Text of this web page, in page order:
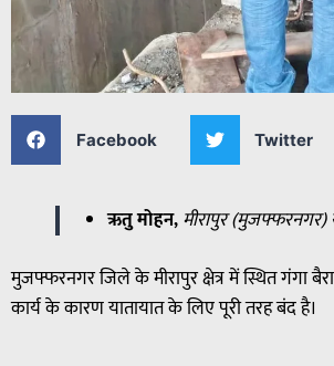
Facebook Twitter
ऋतु मोहन,मीरापुर
मुजफ्फरनगर जिले के मीरापुर क्षेत्र में स्थित गंगा
कार्य के कारण यातायात के लिए पूरी तरह बंद है।